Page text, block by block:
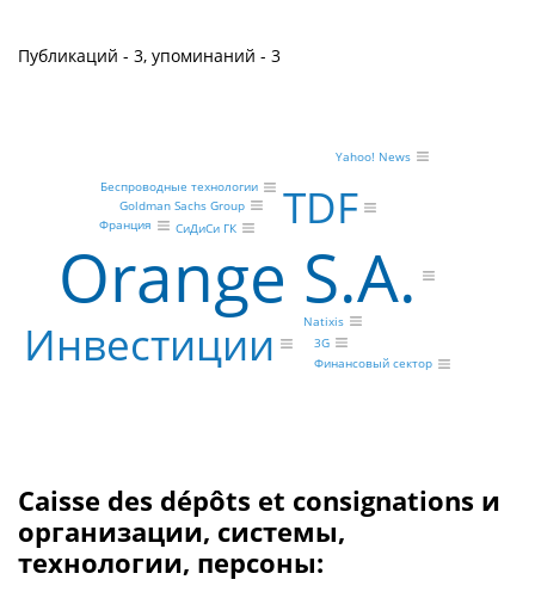
Публикаций - 3, упоминаний - 3
Orange S.A.
TDF
Инвестиции
СиДиСи ГК
Natixis
Goldman Sachs Group
3G
Беспроводные технологии
Франция
Финансовый сектор
Yahoo! News
Caisse des dépôts et consignations и
организации, системы,
технологии, персоны: